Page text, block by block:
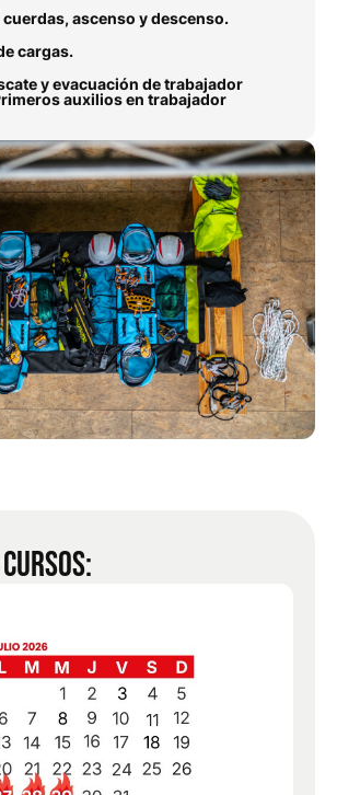
ascenso y descenso.
cargas.
y evacuación de trabajador
auxilios en trabajador